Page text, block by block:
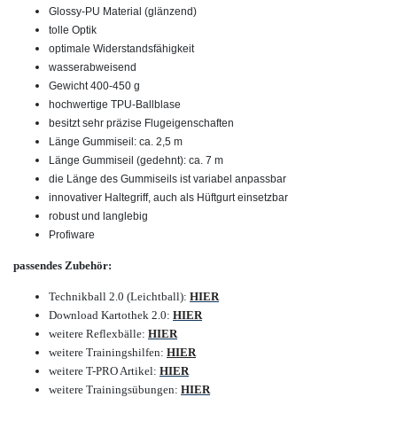
Glossy-PU Material (glänzend)
tolle Optik
optimale Widerstandsfähigkeit
wasserabweisend
Gewicht 400-450 g
hochwertige TPU-Ballblase
besitzt sehr präzise Flugeigenschaften
Länge Gummiseil: ca. 2,5 m
Länge Gummiseil (gedehnt): ca. 7 m
die Länge des Gummiseils ist variabel anpassbar
innovativer Haltegriff, auch als Hüftgurt einsetzbar
robust und langlebig
Profiware
passendes Zubehör:
Technikball 2.0 (Leichtball): HIER
Download Kartothek 2.0: HIER
weitere Reflexbälle: HIER
weitere Trainingshilfen: HIER
weitere T-PRO Artikel: HIER
weitere Trainingsübungen: HIER